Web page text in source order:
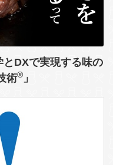
DXで実現する味の
術® 」